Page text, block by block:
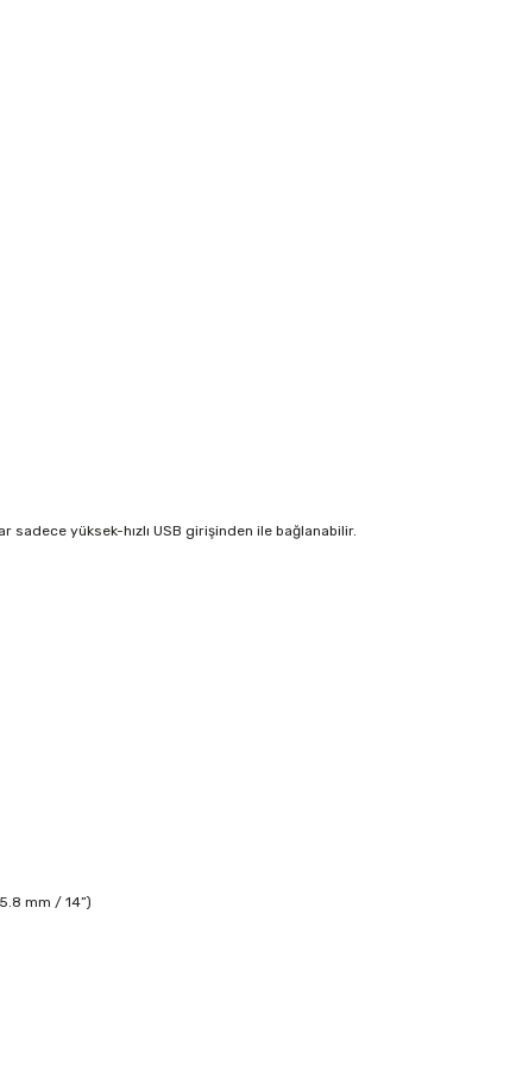
sadece yüksek-hızlı USB girişinden ile bağlanabilir.
mm / 14”)